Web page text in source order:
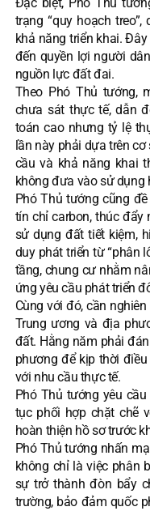
Đặc biệt, Phó Thủ
trạng “quy hoạch
khả năng triển khai.
đến quyền lợi người
nguồn lực đất đai.
Theo Phó Thủ tướng,
chưa sát thực tế, dẫn
toán cao nhưng tỷ lệ
lần này phải dựa trên
cầu và khả năng khai
không đưa vào sử dụng
Phó Thủ tướng cũng
tín chỉ carbon, thúc
sử dụng đất tiết kiệm,
duy phát triển từ “phân
tầng, chung cư nhằm
ứng yêu cầu phát triển
Cùng với đó, cần
Trung ương và địa
đất. Hằng năm phải
phương để kịp thời
với nhu cầu thực tế.
Phó Thủ tướng yêu
tục phối hợp chặt chẽ
hoàn thiện hồ sơ trước
Phó Thủ tướng nhấn
không chỉ là việc phân
sự trở thành đòn bẩy
trường, bảo đảm quốc